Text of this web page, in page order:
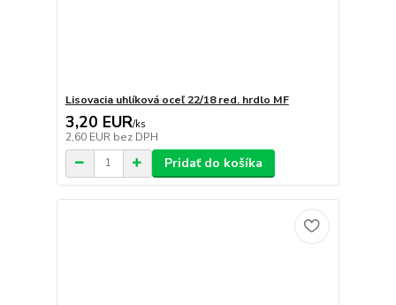
Lisovacia uhlíková oceľ 22/18 red. hrdlo MF
3,20 EUR/ks
2,60 EUR bez DPH
Pridať do košíka